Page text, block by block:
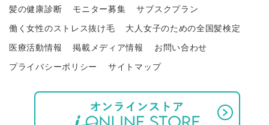
髪の健康診断 モニター募集
サブスクプラン
働く女性のストレス抜け毛
大人女子のための全国髪検定
医療活動情報
掲載メディア情報
お問い合わせ
プライバシーポリシー
サイトマップ